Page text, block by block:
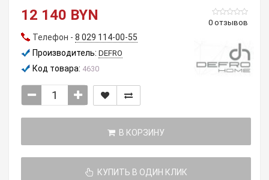
0 отзывов
12 140 BYN
Телефон - 8 029 114-00-55
Производитель: DEFRO
Код товара: 4630
В КОРЗИНУ
КУПИТЬ В ОДИН КЛИК